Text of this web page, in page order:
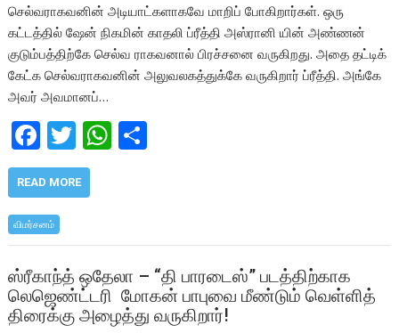
செல்வராகவனின் அடியாட்களாகவே மாறிப் போகிறார்கள். ஒரு
கட்டத்தில் ஷேன் நிகமின் காதலி ப்ரீத்தி அஸ்ரானி யின் அண்ணன்
குடும்பத்திற்கே செல்வ ராகவனால் பிரச்சனை வருகிறது. அதை தட்டிக்
கேட்க செல்வராகவனின் அலுவலகத்துக்கே வருகிறார் ப்ரீத்தி. அங்கே
அவர் அவமானப்…
F
ac
e
b
o
o
k
T
w
itt
W
A
p
p
READ MORE
விமர்சனம்
ஸ்ரீகாந்த் ஒதேலா – “தி பாரடைஸ்” படத்திற்காக
லெஜெண்ட்டரி மோகன் பாபுவை மீண்டும் வெள்ளித்
திரைக்கு அழைத்து வருகிறார்!